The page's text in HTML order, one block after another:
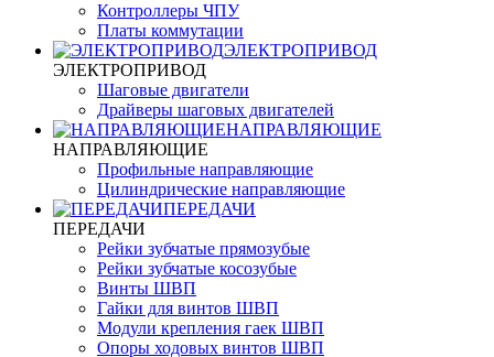
Контроллеры ЧПУ
Платы коммутации
ЭЛЕКТРОПРИВОД
ЭЛЕКТРОПРИВОД
Шаговые двигатели
Драйверы шаговых двигателей
НАПРАВЛЯЮЩИЕ
НАПРАВЛЯЮЩИЕ
Профильные направляющие
Цилиндрические направляющие
ПЕРЕДАЧИ
ПЕРЕДАЧИ
Рейки зубчатые прямозубые
Рейки зубчатые косозубые
Винты ШВП
Гайки для винтов ШВП
Модули крепления гаек ШВП
Опоры ходовых винтов ШВП